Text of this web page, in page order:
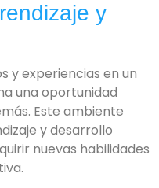
y
y experiencias en un
una oportunidad
Este ambiente
y desarrollo
nuevas habilidades